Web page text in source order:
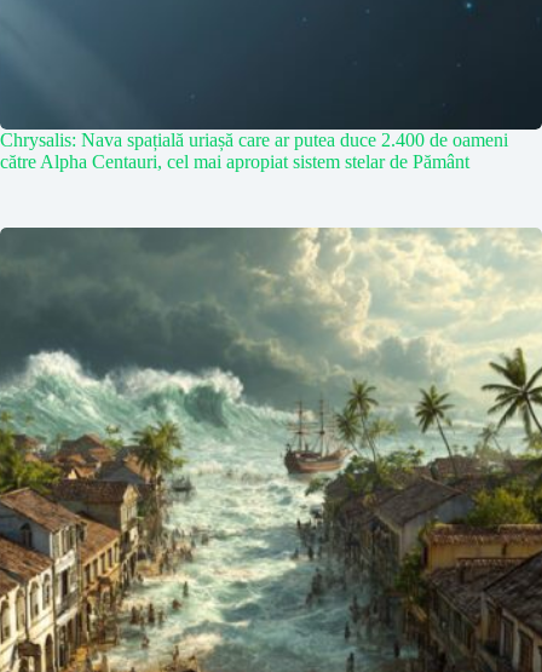
Chrysalis: Nava spațială uriașă care ar putea duce 2.400 de oameni
către Alpha Centauri, cel mai apropiat sistem stelar de Pământ